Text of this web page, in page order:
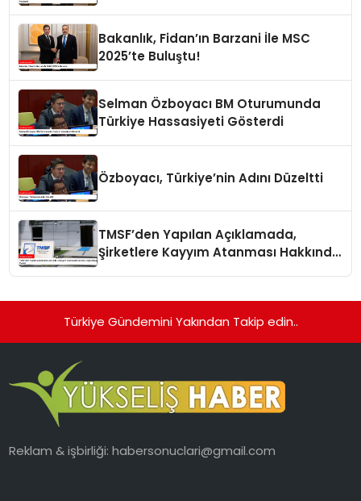
Bakanlık, Fidan’ın Barzani İle MSC
2025’te Buluştu!
Selman Özboyacı BM Oturumunda
Türkiye Hassasiyeti Gösterdi
Özboyacı, Türkiye’nin Adını Düzeltti
TMSF’den Yapılan Açıklamada,
Şirketlere Kayyım Atanması Hakkında
Türkiye Gündemini Yakından Takip edin..
Reklam & işbirliği:habersonuclari@gmail.com